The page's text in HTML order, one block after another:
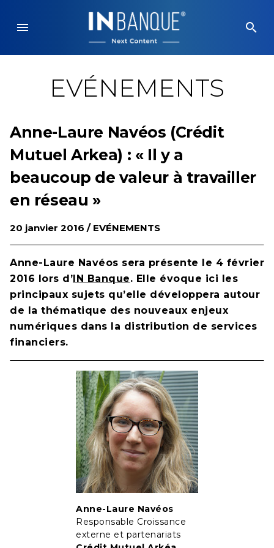
content
menu search
EVÉNEMENTS
Anne-Laure Navéos (Crédit
Mutuel Arkea) : « Il y a
beaucoup de valeur à travailler
en réseau »
20 janvier 2016 / EVÉNEMENTS
Anne-Laure Navéos sera présente le 4 février
2016 lors d’IN Banque. Elle évoque ici les
principaux sujets qu’elle développera autour
de la thématique des nouveaux enjeux
numériques dans la distribution de services
financiers.
Anne-Laure Navéos
Responsable Croissance
externe et partenariats